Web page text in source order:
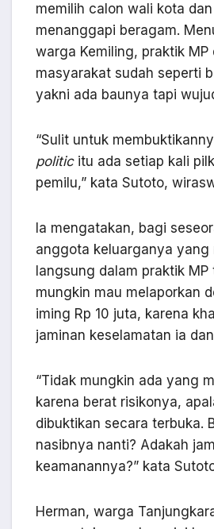
memilih calon wali kota
menanggapi beragam.
warga Kemiling, praktik MP
masyarakat sudah seperti
yakni ada baunya tapi
“Sulit untuk
politicitu ada setiap kali
pemilu,” kata Sutoto,
Ia mengatakan, bagi
anggota keluarganya yang
langsung dalam praktik
mungkin mau melaporkan
iming Rp 10 juta, karena
jaminan keselamatan ia
“Tidak mungkin ada yang
karena berat risikonya,
dibuktikan secara terbuka.
nasibnya nanti? Adakah
keamanannya?” kata
Herman, warga